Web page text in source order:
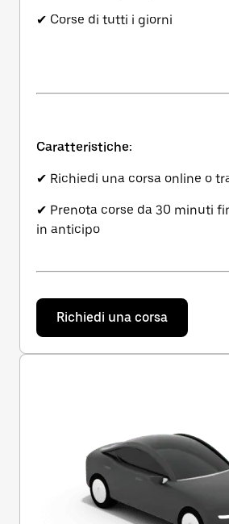
✔ Corse di tutti i giorni
Caratteristiche:
✔ Richiedi una corsa online o
✔ Prenota corse da 30 minuti
in anticipo
Richiedi una corsa